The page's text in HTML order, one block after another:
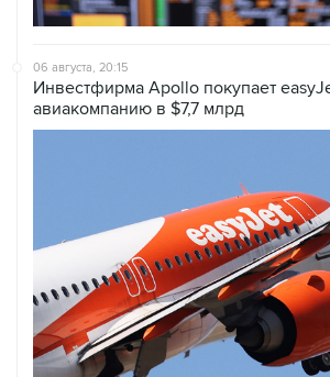
06 августа, 20:15
Инвестфирма Apollo покупает
авиакомпанию в $7,7 млрд